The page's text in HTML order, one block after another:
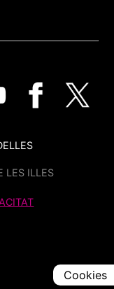
LES ILLES
Cookies